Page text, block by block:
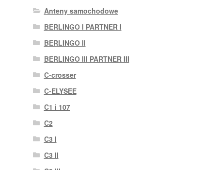
Anteny samochodowe
BERLINGO I PARTNER I
BERLINGO II
BERLINGO III PARTNER III
C-crosser
C-ELYSEE
C1 i 107
C2
C3 I
C3 II